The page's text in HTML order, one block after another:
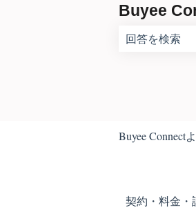
Buyee
Buyee Connect
契約・料金・